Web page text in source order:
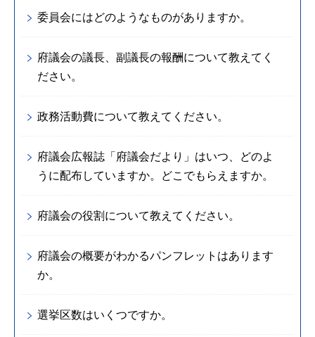
委員会にはどのようなものがありますか。
府議会の議長、副議長の報酬について教えてく
ださい。
政務活動費について教えてください。
府議会広報誌「府議会だより」はいつ、どのよ
うに配布していますか。どこでもらえますか。
府議会の役割について教えてください。
府議会の概要がわかるパンフレットはあります
か。
選挙区数はいくつですか。